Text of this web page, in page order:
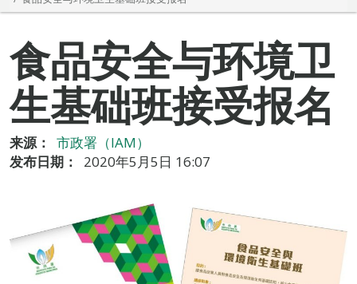
食品安全与环境卫
生基础班接受报名
来源：
市政署（IAM）
发布日期：
2020年5月5日 16:07